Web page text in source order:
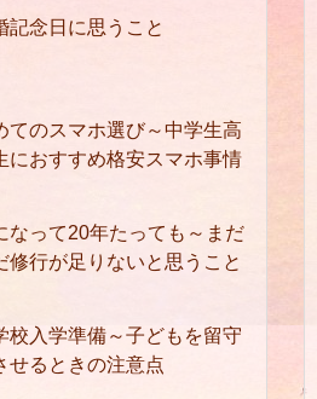
記念日に思うこと
てのスマホ選び～中学生高
におすすめ格安スマホ事情
なって20年たっても～まだ
修行が足りないと思うこと
校入学準備～子どもを留守
せるときの注意点